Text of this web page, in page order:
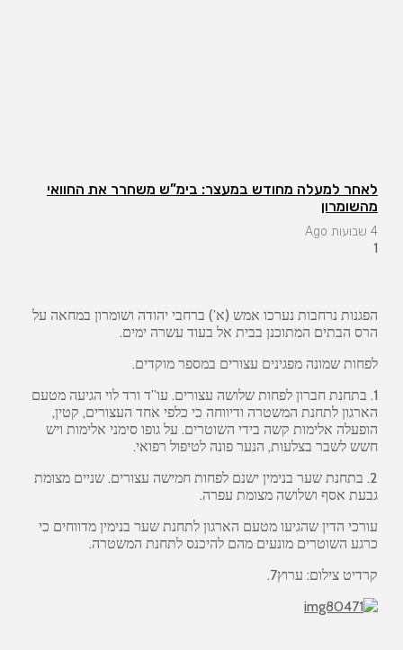
לאחר למעלה מחודש במעצר: בימ”ש משחרר את החוואי
מהשומרון
4 שבועות Ago
הפגנות נרחבות נערכו אמש (א’) ברחבי יהודה ושומרון במחאה על
הרס הבתים המתוכנן בבית אל בעוד עשרה ימים.
לפחות שמונה מפגינים עצורים במספר מוקדים.
1. בתחנת חברון לפחות שלושה עצורים. עו”ד ורד לוי הגיעה מטעם
הארגון לתחנת המשטרה ודיווחה כי כלפי אחד העצורים, קטין,
הופעלה אלימות קשה בידי השוטרים. על גופו סימני אלימות ויש
חשש לשבר בצלעות, הנער פונה לטיפול רפואי.
2. בתחנת שער בנימין ישנם לפחות חמישה עצורים. שניים מצומת
גבעת אסף ושלושה מצומת עפרה.
עורכי הדין שהגיעו מטעם הארגון לתחנת שער בנימין מדווחים כי
כרגע השוטרים מונעים מהם להיכנס לתחנת המשטרה.
קרדיט צילום: ערוץ7.